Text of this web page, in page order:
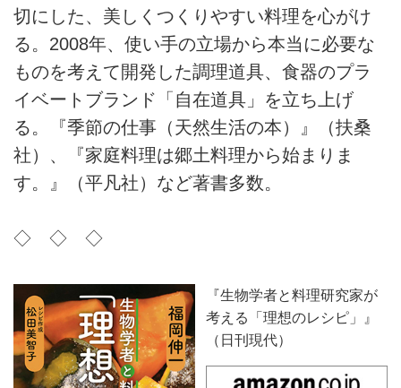
切にした、美しくつくりやすい料理を心がけ
る。2008年、使い手の立場から本当に必要な
ものを考えて開発した調理道具、食器のプラ
イベートブランド「自在道具」を立ち上げ
る。『季節の仕事（天然生活の本）』（扶桑
社）、『家庭料理は郷土料理から始まりま
す。』（平凡社）など著書多数。
◇ ◇ ◇
『生物学者と料理研究家が
考える「理想のレシピ」』
（日刊現代）